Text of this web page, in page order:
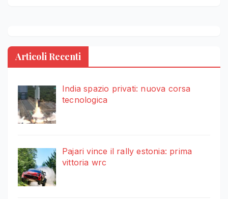
Articoli Recenti
India spazio privati: nuova corsa
tecnologica
Pajari vince il rally estonia: prima
vittoria wrc